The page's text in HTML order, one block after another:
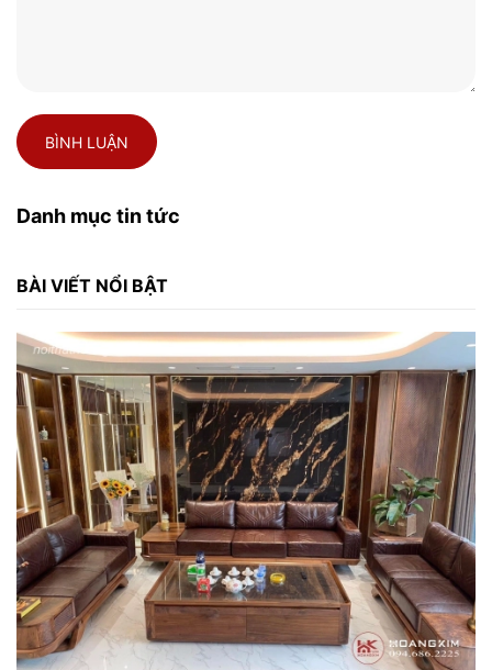
BÌNH LUẬN
Danh mục tin tức
BÀI VIẾT NỔI BẬT